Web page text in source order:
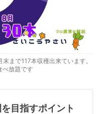
まで117本収穫出来ています。
べ放題です
目指すポイント